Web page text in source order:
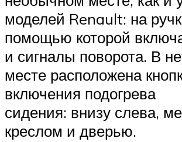
моделей Renault: на
помощью которой
и сигналы поворота. В
месте расположена
включения подогрева
сидения: внизу слева,
креслом и дверью.